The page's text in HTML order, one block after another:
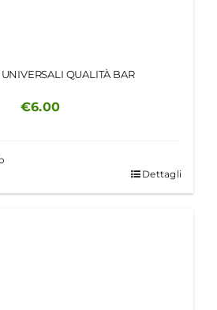
QUALITÀ BAR
€6.00
Dettagli